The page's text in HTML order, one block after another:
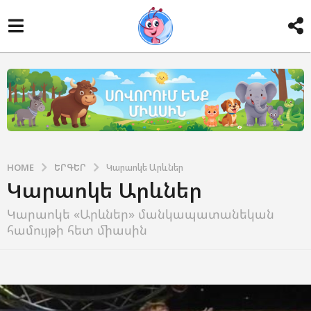
HOME ԵՐԳԵՐ Կարաոկե Արևներ
Կարաոկե Արևներ
Կարաոկե «Արևներ» մանկապատանեկան
համույթի հետ միասին